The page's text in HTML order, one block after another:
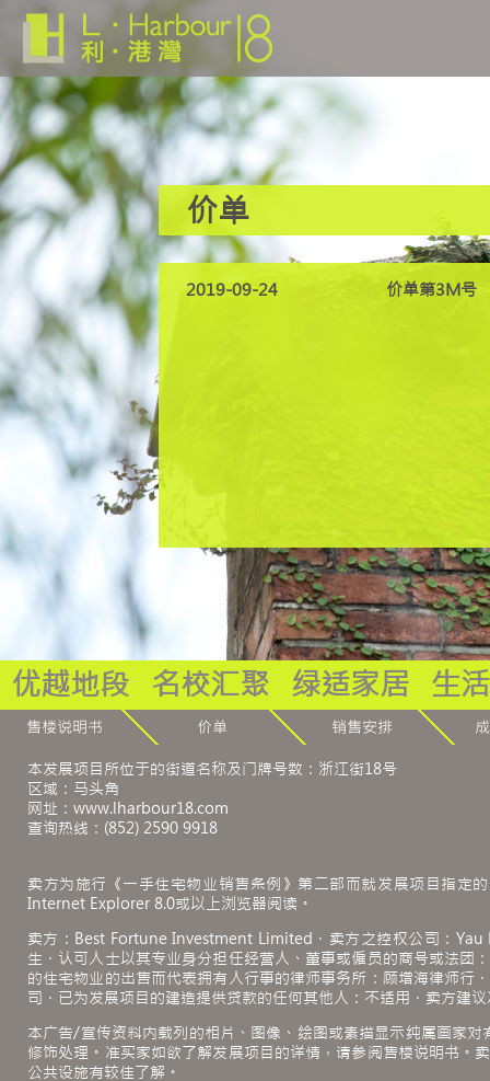
价单
2019-09-24 价单第3M号
优越地段 名校汇聚 绿适家居 生
本发展项目所位于的街道名称及门牌号数：浙江街18号
区域：马头角
网址：www.lharbour18.com
查询热线：(852) 2590 9918
卖方为施行《一手住宅物业销售条例》第二部而就发展项目指定
Internet Explorer 8.0或以上浏览器阅读。
卖方：Best Fortune Investment Limited．卖方之控权公司：
生．认可人士以其专业身分担任经营人、董事或僱员的商号或法团
的住宅物业的出售而代表拥有人行事的律师事务所：顾增海律师行
司．已为发展项目的建造提供贷款的任何其他人：不适用．卖方建
本广告/宣传资料内载列的相片、图像、绘图或素描显示纯属画家
修饰处理。准买家如欲了解发展项目的详情，请参阅售楼说明书。
公共设施有较佳了解。